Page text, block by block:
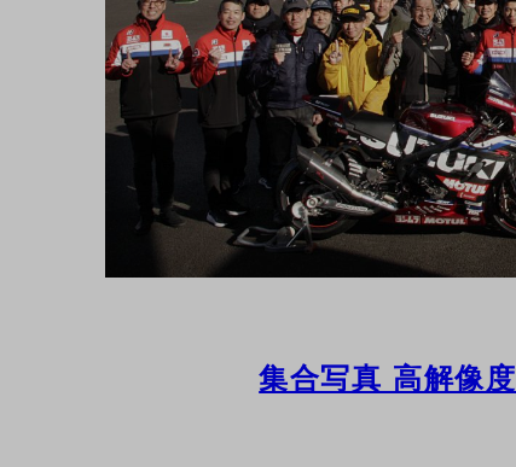
集合写真 高解像